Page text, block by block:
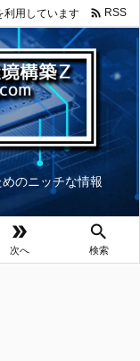
のニッチな情報

次へ

検索
利用しています  RSS